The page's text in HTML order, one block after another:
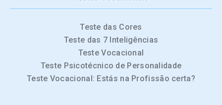
Teste das Cores
Teste das 7 Inteligências
Teste Vocacional
Teste Psicotécnico de Personalidade
Teste Vocacional: Estás na Profissão certa?